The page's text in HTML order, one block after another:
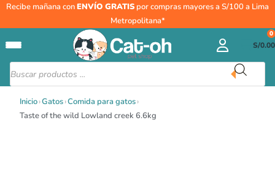
Recibe mañana conENVÍO GRATIS por compras mayores a S/100 a Lima
Metropolitana*
Búsqueda
de
productos
S/0.00
0
Inicio›Gatos›Comida para gatos›
Taste of the wild Lowland creek 6.6kg
Taste
wild
Lowland
creek
cantidad